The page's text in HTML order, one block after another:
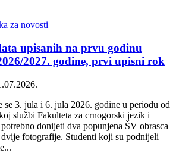
upisanih na prvu godinu
2027. godine, prvi upisni rok
se 3. jula i 6. jula 2026. godine u periodu od
službi Fakulteta za crnogorski jezik i
donijeti dva popunjena ŠV obrasca
fotografije. Studenti koji su podnijeli